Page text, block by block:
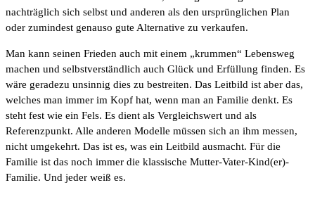
nachträglich sich selbst und anderen als den ursprünglichen Plan
oder zumindest genauso gute Alternative zu verkaufen.
Man kann seinen Frieden auch mit einem „krummen“ Lebensweg
machen und selbstverständlich auch Glück und Erfüllung finden. Es
wäre geradezu unsinnig dies zu bestreiten. Das Leitbild ist aber das,
welches man immer im Kopf hat, wenn man an Familie denkt. Es
steht fest wie ein Fels. Es dient als Vergleichswert und als
Referenzpunkt. Alle anderen Modelle müssen sich an ihm messen,
nicht umgekehrt. Das ist es, was ein Leitbild ausmacht. Für die
Familie ist das noch immer die klassische Mutter-Vater-Kind(er)-
Familie. Und jeder weiß es.